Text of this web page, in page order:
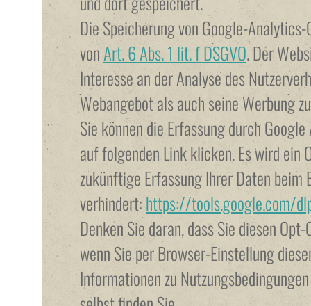
Die Speicherung von Google-
vonArt. 6 Abs. 1 lit. f DSGVO. Der
Interesse an der Analyse des
Webangebot als auch seine Werbung
Sie können die Erfassung durch
auf folgenden Link klicken. Es wird ein
zukünftige Erfassung Ihrer Daten beim
verhindert:https://tools.google.com/
Denken Sie daran, dass Sie diesen
wenn Sie per Browser-Einstellung
Informationen zu